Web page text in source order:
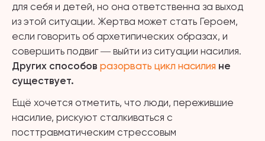
для себя и детей, но она ответственна за выход
из этой ситуации. Жертва может стать Героем,
если говорить об архетипических образах, и
совершить подвиг ― выйти из ситуации насилия.
Других способов разорвать цикл насилия не
существует.
Ещё хочется отметить, что люди, пережившие
насилие, рискуют сталкиваться с
посттравматическим стрессовым